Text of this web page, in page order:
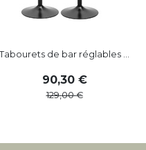
Tabourets de bar réglables ...
90,30
129,00